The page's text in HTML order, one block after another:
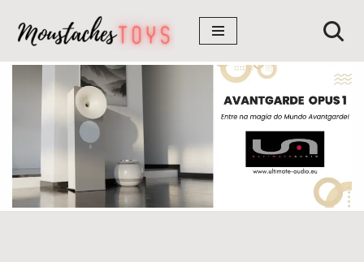
Avançar
para
conteúdo